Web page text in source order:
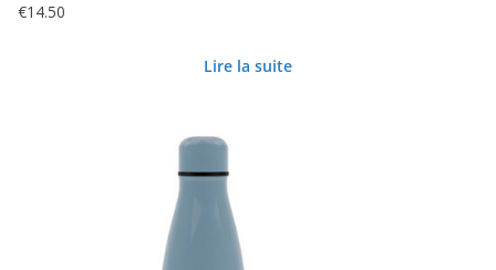
€14.50
Lire la suite